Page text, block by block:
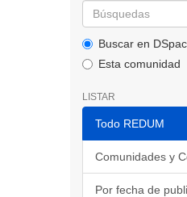
Buscar en
Esta comunidad
LISTAR
Todo REDUM
Comunidades y
Por fecha de